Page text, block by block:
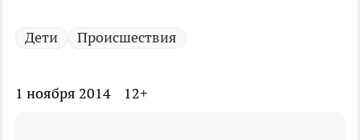
Дети Происшествия
1 ноября 2014 12+